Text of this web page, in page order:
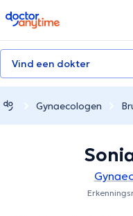
doctoranytime
Vind een dokter
Gynaecologen